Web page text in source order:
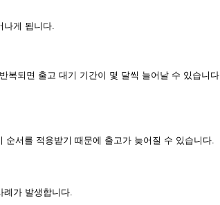
나게 됩니다.
되면 출고 대기 기간이 몇 달씩 늘어날 수 있습니다.
서를 적용받기 때문에 출고가 늦어질 수 있습니다.
가 발생합니다.